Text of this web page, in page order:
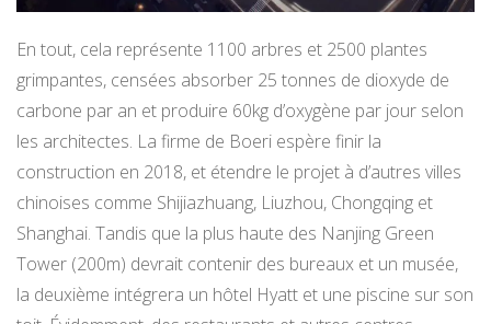
En tout, cela représente 1100 arbres et 2500 plantes
grimpantes, censées absorber 25 tonnes de dioxyde de
carbone par an et produire 60kg d’oxygène par jour selon
les architectes. La firme de Boeri espère finir la
construction en 2018, et étendre le projet à d’autres villes
chinoises comme Shijiazhuang, Liuzhou, Chongqing et
Shanghai. Tandis que la plus haute des Nanjing Green
Tower (200m) devrait contenir des bureaux et un musée,
la deuxième intégrera un hôtel Hyatt et une piscine sur son